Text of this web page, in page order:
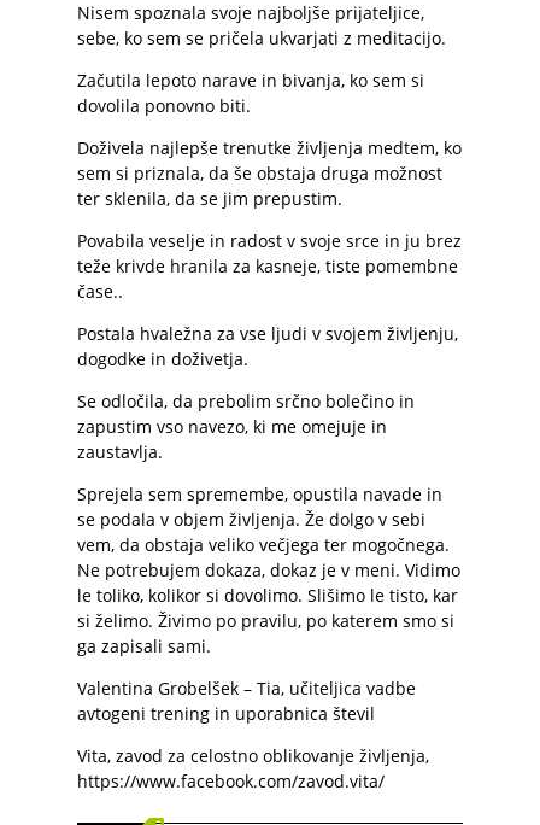
Nisem spoznala svoje najboljše prijateljice,
sebe, ko sem se pričela ukvarjati z meditacijo.
Začutila lepoto narave in bivanja, ko sem si
dovolila ponovno biti.
Doživela najlepše trenutke življenja medtem, ko
sem si priznala, da še obstaja druga možnost
ter sklenila, da se jim prepustim.
Povabila veselje in radost v svoje srce in ju brez
teže krivde hranila za kasneje, tiste pomembne
čase..
Postala hvaležna za vse ljudi v svojem življenju,
dogodke in doživetja.
Se odločila, da prebolim srčno bolečino in
zapustim vso navezo, ki me omejuje in
zaustavlja.
Sprejela sem spremembe, opustila navade in
se podala v objem življenja. Že dolgo v sebi
vem, da obstaja veliko večjega ter mogočnega.
Ne potrebujem dokaza, dokaz je v meni. Vidimo
le toliko, kolikor si dovolimo. Slišimo le tisto, kar
si želimo. Živimo po pravilu, po katerem smo si
ga zapisali sami.
Valentina Grobelšek – Tia, učiteljica vadbe
avtogeni trening in uporabnica števil
Vita, zavod za celostno oblikovanje življenja,
https://www.facebook.com/zavod.vita/